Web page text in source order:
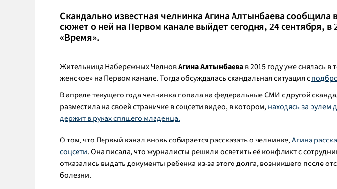
Скандально известная челнинка Агина Алтынбаева сообщила
сюжет о ней на Первом канале выйдет сегодня, 24 сентября, в
«Время».
Жительница Набережных ЧелновАгина Алтынбаевав 2015 году уже снялась
женское» на Первом канале. Тогда обсуждалась скандальная ситуация с
В апреле текущего года челнинка попала на федеральные СМИ с другой
разместила на своей страничке в соцсети видео, в котором,находясь за рулем
держит в руках спящего младенца.
О том, что Первый канал вновь собирается рассказать о челнинке,Агина
соцсети. Она писала, что журналисты решили осветить её конфликт с
отказались выдать документы ребенка из-за этого долга, возникшего после
болезни.